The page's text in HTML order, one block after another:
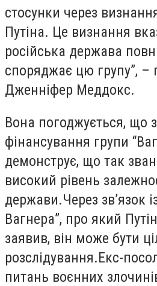
стосунки через
Путіна. Це визнання
російська держава
споряджає цю групу”, –
Дженніфер Меддокс.
Вона погоджується, що
фінансування групи
демонструє, що так
високий рівень
держави.Через зв’язок
Вагнера”, про який
заявив, він може бути
розслідування.Екс-
питань воєнних